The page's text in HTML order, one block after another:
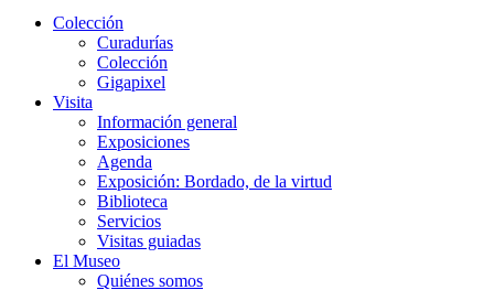
Colección
Curadurías
Colección
Gigapixel
Visita
Información general
Exposiciones
Agenda
Exposición: Bordado, de la virtud
Biblioteca
Servicios
Visitas guiadas
El Museo
Quiénes somos